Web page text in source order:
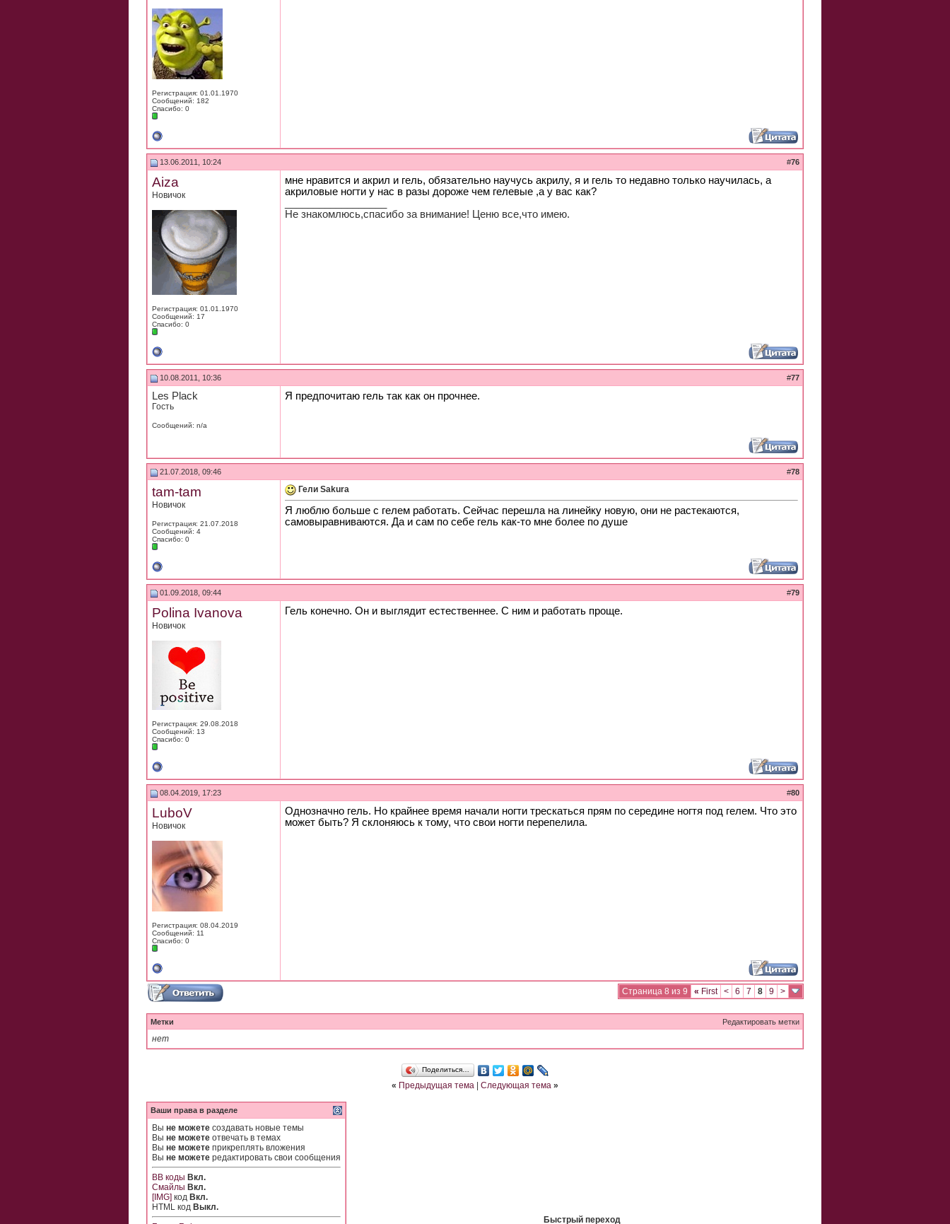
Регистрация: 01.01.1970
Сообщений: 182
Спасибо: 0
13.06.2011, 10:24 #76
Аiza
Новичок
Регистрация: 01.01.1970
Сообщений: 17
Спасибо: 0
мне нравится и акрил и гель, обязательно научусь акрилу, я и гель то недавно только научилась, а
акриловые ногти у нас в разы дороже чем гелевые ,а у вас как?
Не знакомлюсь,спасибо за внимание! Ценю все,что имею.
10.08.2011, 10:36 #77
Les Plack
Гость
Сообщений: n/a
Я предпочитаю гель так как он прочнее.
21.07.2018, 09:46 #78
tam-tam
Новичок
Регистрация: 21.07.2018
Сообщений: 4
Спасибо: 0
Гели Sakura
Я люблю больше с гелем работать. Сейчас перешла на линейку новую, они не растекаются,
самовыравниваются. Да и сам по себе гель как-то мне более по душе
01.09.2018, 09:44 #79
Polina Ivanova
Новичок
Регистрация: 29.08.2018
Сообщений: 13
Спасибо: 0
Гель конечно. Он и выглядит естественнее. С ним и работать проще.
08.04.2019, 17:23 #80
LuboV
Новичок
Регистрация: 08.04.2019
Сообщений: 11
Спасибо: 0
Однозначно гель. Но крайнее время начали ногти трескаться прям по середине ногтя под гелем. Что это
может быть? Я склоняюсь к тому, что свои ногти перепелила.
Страница 8 из 9 « First < 6 7 8 9 >
Редактировать метки
Метки
нет
Поделиться…
« Предыдущая тема Следующая тема »
Ваши права в разделе
Вы не можете создавать новые темы
Вы не можете отвечать в темах
Вы не можете прикреплять вложения
Вы не можете редактировать свои сообщения
BB коды Вкл.
Смайлы Вкл.
[IMG] код Вкл.
HTML код Выкл.
Быстрый переход